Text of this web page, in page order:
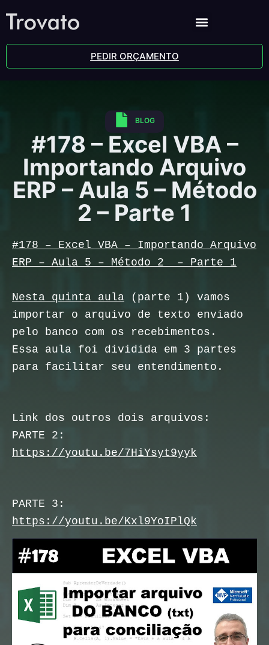
PEDIR ORÇAMENTO
BLOG
#178 – Excel VBA –
Importando Arquivo
ERP – Aula 5 – Método
2 – Parte 1
#178 – Excel VBA – Importando Arquivo
ERP – Aula 5 – Método 2 – Parte 1
Nesta quinta aula (parte 1) vamos
importar o arquivo de texto enviado
pelo banco com os recebimentos.
Essa aula foi dividida em 3 partes
para facilitar seu entendimento.
Link dos outros dois arquivos:
PARTE 2:
https://youtu.be/7HiYsyt9yyk
PARTE 3:
https://youtu.be/Kxl9YoIPlQk